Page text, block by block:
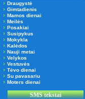
Draugystė
Gimtadienis
Mamos dienai
Meilės
Posakiai
Susipykus
Mokykla
Kalėdos
Nauji metai
Velykos
Vestuvės
Tėvo dienai
Su pavasariu
Moters dienai
SMS tekstai